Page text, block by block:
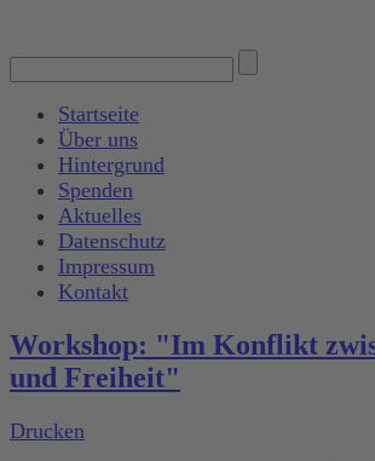
Startseite
Über uns
Hintergrund
Spenden
Aktuelles
Datenschutz
Impressum
Kontakt
Workshop: "Im Konflikt
und Freiheit"
Drucken